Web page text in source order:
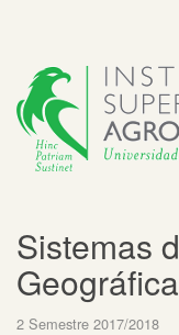
Sistemas
Geográfica
2 Semestre 2017/2018